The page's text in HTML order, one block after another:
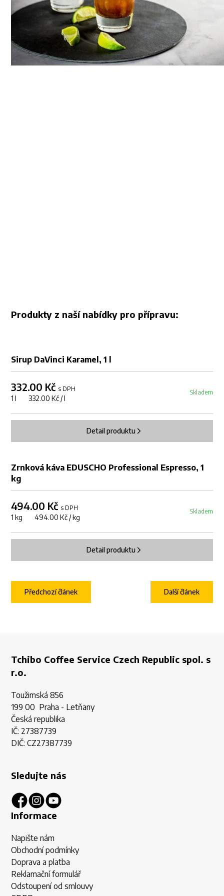
Produkty z naší nabídky pro přípravu:
Sirup DaVinci Karamel, 1 l
332.00 Kč s DPH
1 l 332.00 Kč / l
Skladem
Detail produktu
Zrnková káva EDUSCHO Professional Espresso, 1
kg
494.00 Kč s DPH
1 kg 494.00 Kč / kg
Skladem
Detail produktu
Další článek
Předchozí článek
Tchibo Coffee Service Czech Republic spol. s
r.o.
Toužimská 856
199 00 Praha - Letňany
Česká republika
IČ: 27387739
DIČ: CZ27387739
Sledujte nás
Informace
Napište nám
Obchodní podmínky
Doprava a platba
Reklamační formulář
Odstoupení od smlouvy